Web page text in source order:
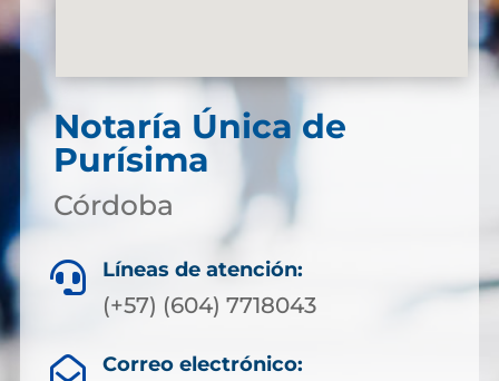
Notaría Única de
Purísima
Córdoba
 Líneas de atención:
(+57) (604) 7718043
 Correo electrónico: